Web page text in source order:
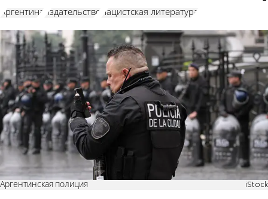
Аргентина издательство нацистская литература
Аргентинская полиция iStock